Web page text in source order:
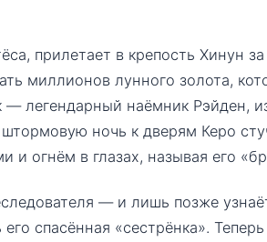
прилетает в крепость Хинун
миллионов лунного золота,
— легендарный наёмник Рэйден,
ночь к дверям Керо
и огнём в глазах, называя его
— и лишь позже
спасённая «сестрёнка».